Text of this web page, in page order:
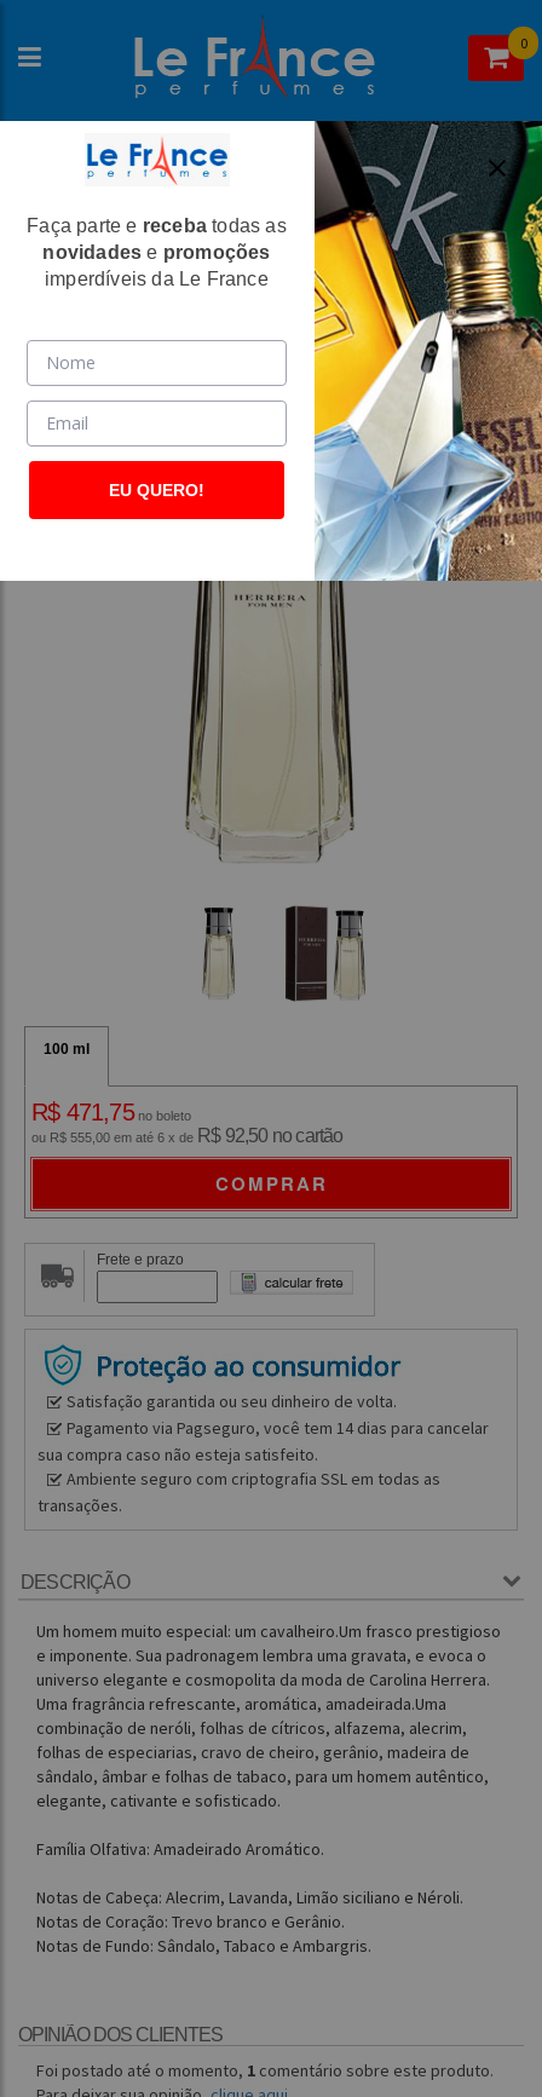
0
Home>Carolina Herrera>Perfumes Masculinos
Carolina Herrera For Men Masculino Eau
de Toilette
(2150)
100 ml
R$ 471,75no boleto
ou R$ 555,00 em até 6 x de R$ 92,50 no cartão
COMPRAR
Frete e prazo
Satisfação garantida ou seu dinheiro de volta.
Pagamento via Pagseguro, você tem 14 dias para cancelar
sua compra caso não esteja satisfeito.
Ambiente seguro com criptografia SSL em todas as
transações.
DESCRIÇÃO
Um homem muito especial: um cavalheiro.Um frasco prestigioso
e imponente. Sua padronagem lembra uma gravata, e evoca o
universo elegante e cosmopolita da moda de Carolina Herrera.
Uma fragrância refrescante, aromática, amadeirada.Uma
combinação de neróli, folhas de cítricos, alfazema, alecrim,
folhas de especiarias, cravo de cheiro, gerânio, madeira de
sândalo, âmbar e folhas de tabaco, para um homem autêntico,
elegante, cativante e sofisticado.
Família Olfativa: Amadeirado Aromático.
Notas de Cabeça: Alecrim, Lavanda, Limão siciliano e Néroli.
Notas de Coração: Trevo branco e Gerânio.
Notas de Fundo: Sândalo, Tabaco e Ambargris.
OPINIÃO DOS CLIENTES
Foi postado até o momento, 1 comentário sobre este produto.
Faça parte e receba todas as
novidades e promoções
imperdíveis da Le France
EU QUERO!